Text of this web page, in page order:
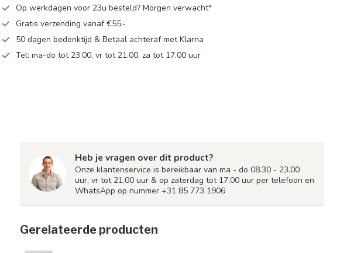
Op werkdagen voor 23u besteld? Morgen verwacht*
Gratis verzending vanaf €55,-
50 dagen bedenktijd & Betaal achteraf met Klarna
Tel: ma-do tot 23.00, vr tot 21.00, za tot 17.00 uur
Heb je vragen over dit product?
Onze klantenservice is bereikbaar van ma - do 08.30 - 23.00
uur, vr tot 21.00 uur & op zaterdag tot 17.00 uur per telefoon en
WhatsApp op nummer +31 85 773 1906
Gerelateerde producten